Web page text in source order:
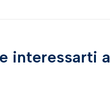
interessarti